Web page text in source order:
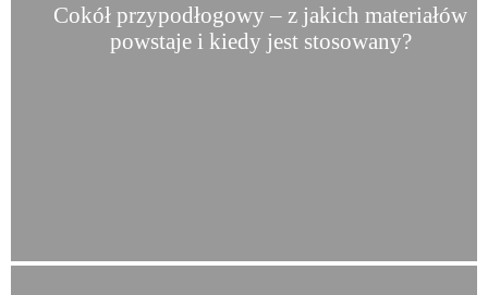
Cokół przypodłogowy – z jakich materiałów
powstaje i kiedy jest stosowany?